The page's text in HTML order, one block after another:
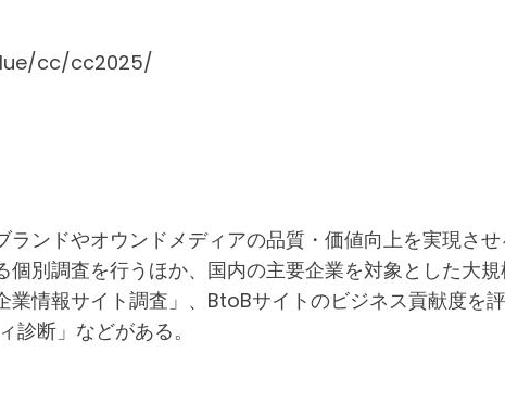
cc/cc2025/
ンドやオウンドメディアの品質・価値向上を実現さ
別調査を行うほか、国内の主要企業を対象とした大
情報サイト調査」、BtoBサイトのビジネス貢献度を
断」などがある。